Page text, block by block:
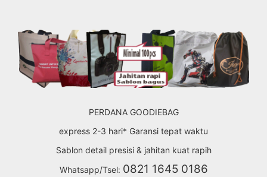
content
PERDANA GOODIEBAG
express 2-3 hari* Garansi tepat waktu
Sablon detail presisi & jahitan kuat rapih
Whatsapp/Tsel: 0821 1645 0186